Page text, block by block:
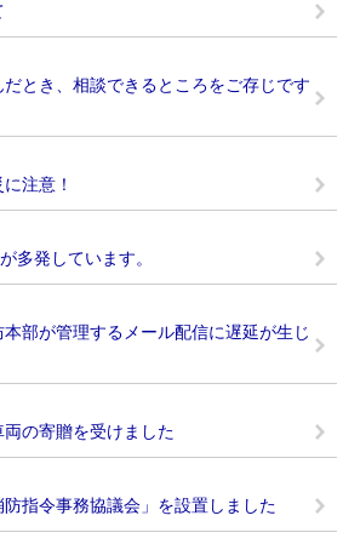
とき、相談できるところをご存じです
注意！
多発しています。
部が管理するメール配信に遅延が生じ
の寄贈を受けました
防指令事務協議会」を設置しました